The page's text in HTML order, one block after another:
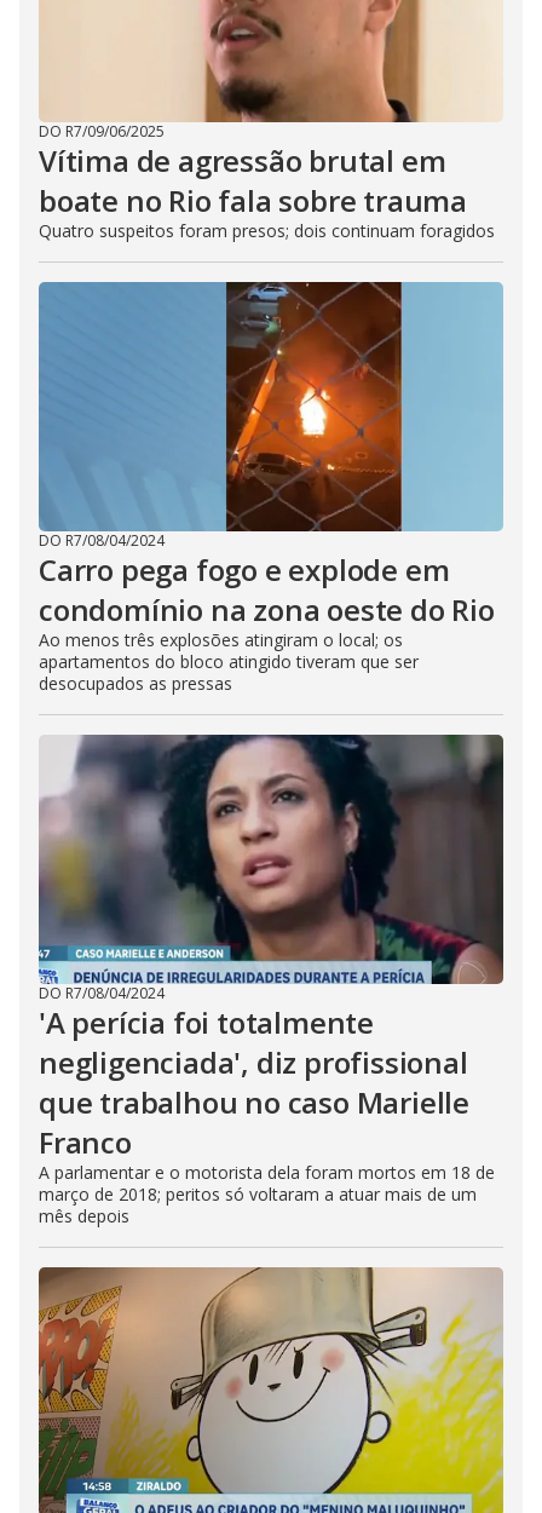
DO R7/09/06/2025
Vítima de agressão brutal em
boate no Rio fala sobre trauma
Quatro suspeitos foram presos; dois continuam foragidos
DO R7/08/04/2024
Carro pega fogo e explode em
condomínio na zona oeste do Rio
Ao menos três explosões atingiram o local; os
apartamentos do bloco atingido tiveram que ser
desocupados as pressas
DO R7/08/04/2024
'A perícia foi totalmente
negligenciada', diz profissional
que trabalhou no caso Marielle
Franco
A parlamentar e o motorista dela foram mortos em 18 de
março de 2018; peritos só voltaram a atuar mais de um
mês depois